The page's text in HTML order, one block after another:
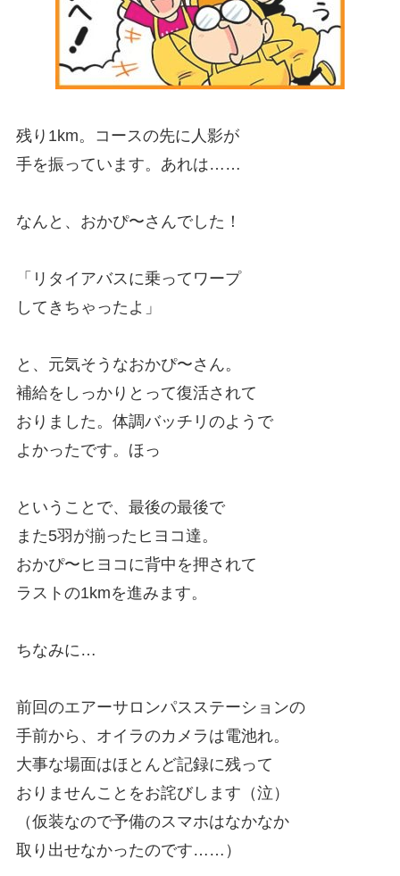
残り1km。コースの先に人影が
手を振っています。あれは……
なんと、おかぴ〜さんでした！
「リタイアバスに乗ってワープ
してきちゃったよ」
と、元気そうなおかぴ〜さん。
補給をしっかりとって復活されて
おりました。体調バッチリのようで
よかったです。ほっ
ということで、最後の最後で
また5羽が揃ったヒヨコ達。
おかぴ〜ヒヨコに背中を押されて
ラストの1kmを進みます。
ちなみに…
前回のエアーサロンパスステーションの
手前から、オイラのカメラは電池れ。
大事な場面はほとんど記録に残って
おりませんことをお詫びします（泣）
（仮装なので予備のスマホはなかなか
取り出せなかったのです……）